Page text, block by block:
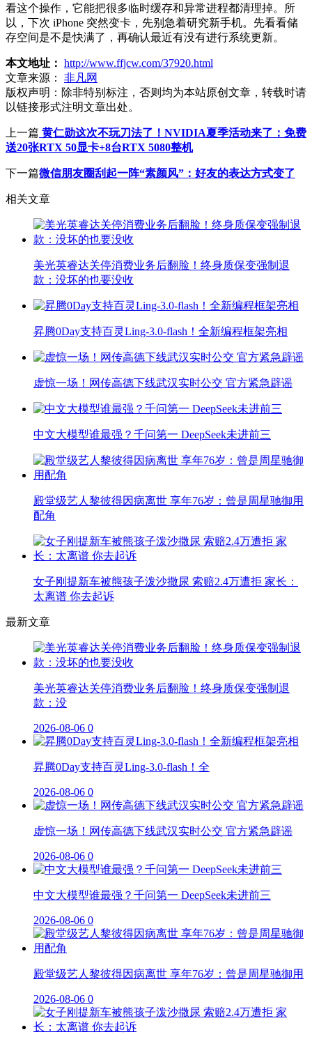
看这个操作，它能把很多临时缓存和异常进程都清理掉。所
以，下次 iPhone 突然变卡，先别急着研究新手机。先看看储
存空间是不是快满了，再确认最近有没有进行系统更新。
本文地址： http://www.ffjcw.com/37920.html
文章来源：
非凡网
版权声明： 除非特别标注，否则均为本站原创文章，转载时请
以链接形式注明文章出处。
上一篇 黄仁勋这次不玩刀法了！NVIDIA夏季活动来了：免费
送20张RTX 50显卡+8台RTX 5080整机
下一篇微信朋友圈刮起一阵“素颜风”：好友的表达方式变了
相关文章
美光英睿达关停消费业务后翻脸！终身质保变强制退
款：没坏的也要没收
昇腾0Day支持百灵Ling-3.0-flash！全新编程框架亮相
虚惊一场！网传高德下线武汉实时公交 官方紧急辟谣
中文大模型谁最强？千问第一 DeepSeek未进前三
殿堂级艺人黎彼得因病离世 享年76岁：曾是周星驰御用
配角
女子刚提新车被熊孩子泼沙撒尿 索赔2.4万遭拒 家长：
太离谱 你去起诉
最新文章
美光英睿达关停消费业务后翻脸！终身质保变强制退
款：没
2026-08-06 0
昇腾0Day支持百灵Ling-3.0-flash！全
2026-08-06 0
虚惊一场！网传高德下线武汉实时公交 官方紧急辟谣
2026-08-06 0
中文大模型谁最强？千问第一 DeepSeek未进前三
2026-08-06 0
殿堂级艺人黎彼得因病离世 享年76岁：曾是周星驰御用
2026-08-06 0